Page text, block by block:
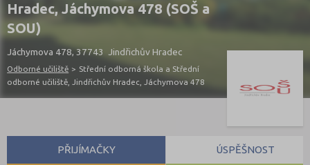
Hradec, Jáchymova 478 (SOŠ a
SOU)
Jáchymova 478, 37743 Jindřichův Hradec
Odborné učiliště > Střední odborná škola a Střední
odborné učiliště, Jindřichův Hradec, Jáchymova 478
PŘIJÍMAČKY ÚSPĚŠNOST